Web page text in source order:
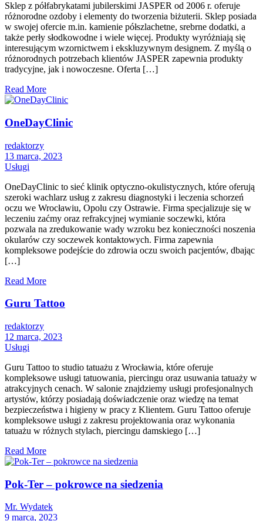
Sklep z półfabrykatami jubilerskimi JASPER od 2006 r. oferuje
różnorodne ozdoby i elementy do tworzenia biżuterii. Sklep posiada
w swojej ofercie m.in. kamienie półszlachetne, srebrne dodatki, a
także perły słodkowodne i wiele więcej. Produkty wyróżniają się
interesującym wzornictwem i ekskluzywnym designem. Z myślą o
różnorodnych potrzebach klientów JASPER zapewnia produkty
tradycyjne, jak i nowoczesne. Oferta […]
Read More
OneDayClinic
redaktorzy
13 marca, 2023
Usługi
OneDayClinic to sieć klinik optyczno-okulistycznych, które oferują
szeroki wachlarz usług z zakresu diagnostyki i leczenia schorzeń
oczu we Wrocławiu, Opolu czy Ostrawie. Firma specjalizuje się w
leczeniu zaćmy oraz refrakcyjnej wymianie soczewki, która
pozwala na zredukowanie wady wzroku bez konieczności noszenia
okularów czy soczewek kontaktowych. Firma zapewnia
kompleksowe podejście do zdrowia oczu swoich pacjentów, dbając
[…]
Read More
Guru Tattoo
redaktorzy
12 marca, 2023
Usługi
Guru Tattoo to studio tatuażu z Wrocławia, które oferuje
kompleksowe usługi tatuowania, piercingu oraz usuwania tatuaży w
atrakcyjnych cenach. W salonie znajdziemy usługi profesjonalnych
artystów, którzy posiadają doświadczenie oraz wiedzę na temat
bezpieczeństwa i higieny w pracy z Klientem. Guru Tattoo oferuje
kompleksowe usługi z zakresu projektowania oraz wykonania
tatuażu w różnych stylach, piercingu damskiego […]
Read More
Pok-Ter – pokrowce na siedzenia
Mr. Wydatek
9 marca, 2023